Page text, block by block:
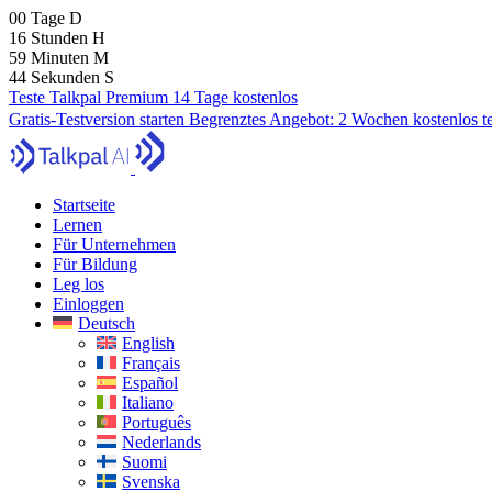
00 Tage D
16 Stunden H
59 Minuten M
42 Sekunden S
Teste Talkpal Premium 14 Tage kostenlos
Gratis-Testversion starten Begrenztes Angebot: 2 Wochen kostenlos
Startseite
Lernen
Für Unternehmen
Für Bildung
Leg los
Einloggen
Deutsch
English
Français
Español
Italiano
Português
Nederlands
Suomi
Svenska